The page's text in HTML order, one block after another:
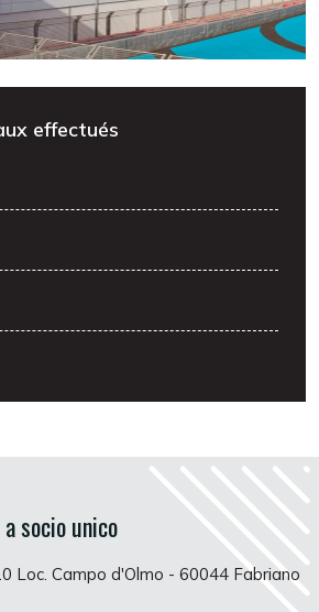
effectués
socio unico
Loc. Campo d'Olmo - 60044 Fabriano